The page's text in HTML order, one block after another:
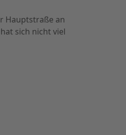
Hauptstraße an
sich nicht viel